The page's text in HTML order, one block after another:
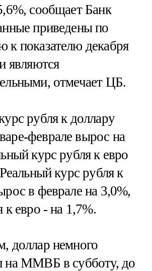
сообщает Банк
приведены по
к показателю декабря
являются
отмечает ЦБ.
рубля к доллару
феврале вырос на
курс рубля к евро
курс рубля к
в феврале на 3,0%,
к евро - на 1,7%.
доллар немного
на ММВБ в субботу, до